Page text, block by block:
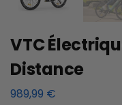
VTC
Distance
989,99 €